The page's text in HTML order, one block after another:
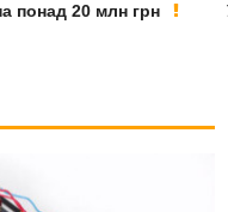
20 млн грн У